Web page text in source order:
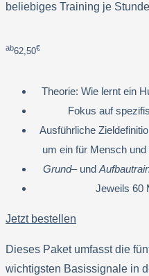
beliebiges Training je Stunde
ab62,50€
Theorie: Wie lernt ein
Fokus auf
Ausführliche
um ein für Mensch
Grund– und
Jeweils 60
Jetzt bestellen
Dieses Paket umfasst die
wichtigsten Basissignale in